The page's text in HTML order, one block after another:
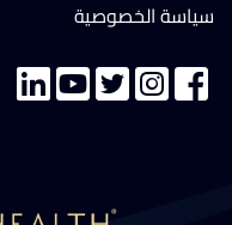
سياسة الخصوصية